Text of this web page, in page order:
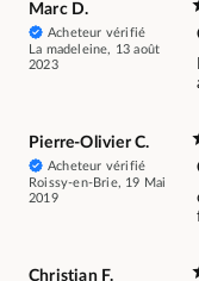
Marc D.
Acheteur vérifié
La madeleine, 13 août
2023
Pierre-Olivier C.
Acheteur vérifié
Roissy-en-Brie, 19 Mai
2019
Christian F.